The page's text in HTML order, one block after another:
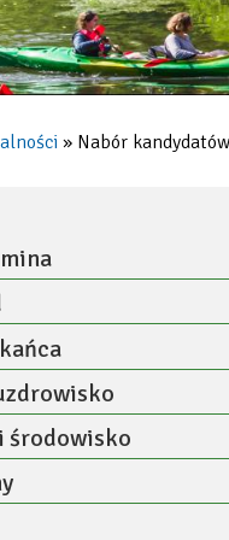
Nabór
środowisko